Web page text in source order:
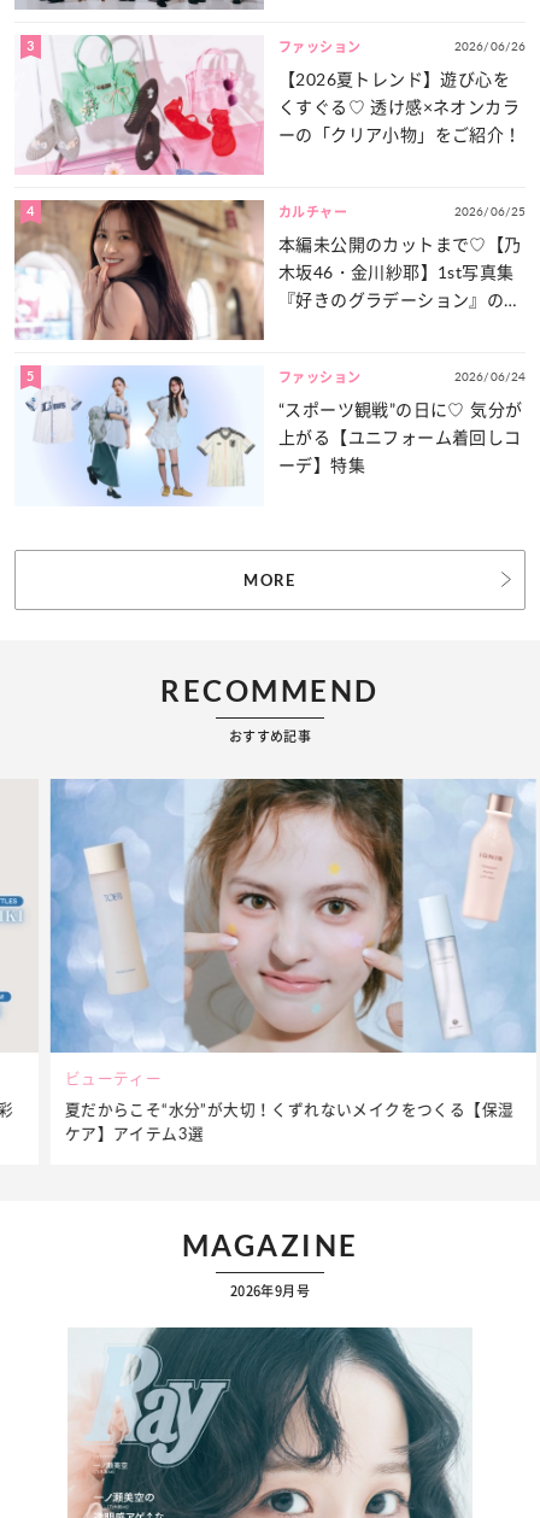
3 ファッション 2026/06/26
【2026夏トレンド】遊び心を
くすぐる♡ 透け感×ネオンカラ
ーの「クリア小物」をご紹介！
4 カルチャー 2026/06/25
本編未公開のカットまで♡【乃
木坂46・金川紗耶】1st写真集
『好きのグラデーション』の魅
5 ファッション 2026/06/24
“スポーツ観戦”の日に♡ 気分が
上がる【ユニフォーム着回しコ
ーデ】特集
MORE
RECOMMEND
おすすめ記事
ビューティー
夏だからこそ“水分”が大切！くずれないメイクをつくる【保湿
ケア】アイテム3選
MAGAZINE
2026年9月号